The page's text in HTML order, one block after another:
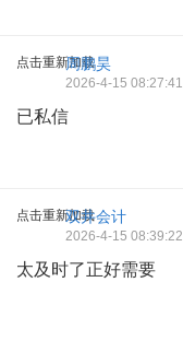
点击重新加载
周鹏昊
2026-4-15 08:27:41
已私信
点击重新加载双井会计
2026-4-15 08:39:22
太及时了正好需要